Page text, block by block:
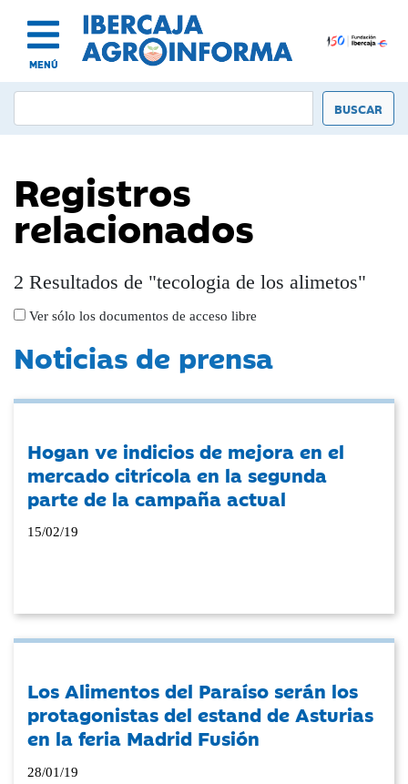
MENÚ
Registros
relacionados
2 Resultados de "tecologia de los alimetos"
Ver sólo los documentos de acceso libre
Noticias de prensa
Hogan ve indicios de mejora en el
mercado citrícola en la segunda
parte de la campaña actual
15/02/19
Los Alimentos del Paraíso serán los
protagonistas del estand de Asturias
en la feria Madrid Fusión
28/01/19